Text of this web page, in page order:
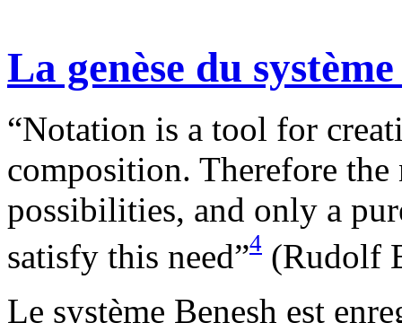
La genèse du
“Notation is a tool for
composition. Therefore
possibilities, and only a
satisfy this need”4 (Rudolf
Le système Benesh est